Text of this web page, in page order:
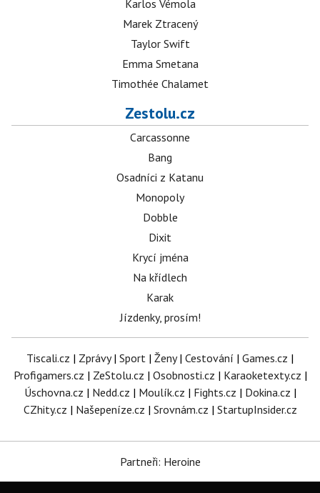
Karlos Vémola
Marek Ztracený
Taylor Swift
Emma Smetana
Timothée Chalamet
Zestolu.cz
Carcassonne
Bang
Osadníci z Katanu
Monopoly
Dobble
Dixit
Krycí jména
Na křídlech
Karak
Jízdenky, prosím!
Tiscali.cz | Zprávy| Sport | Ženy| Cestování | Games.cz |
Profigamers.cz | ZeStolu.cz | Osobnosti.cz | Karaoketexty.cz |
Úschovna.cz | Nedd.cz | Moulík.cz | Fights.cz | Dokina.cz |
CZhity.cz | Našepeníze.cz | Srovnám.cz | StartupInsider.cz
Partneři: Heroine